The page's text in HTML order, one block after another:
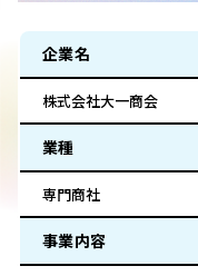
企業名
株式会社大一商会
業種
専門商社
事業内容